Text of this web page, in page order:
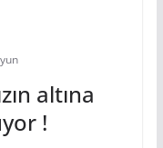
altına
!